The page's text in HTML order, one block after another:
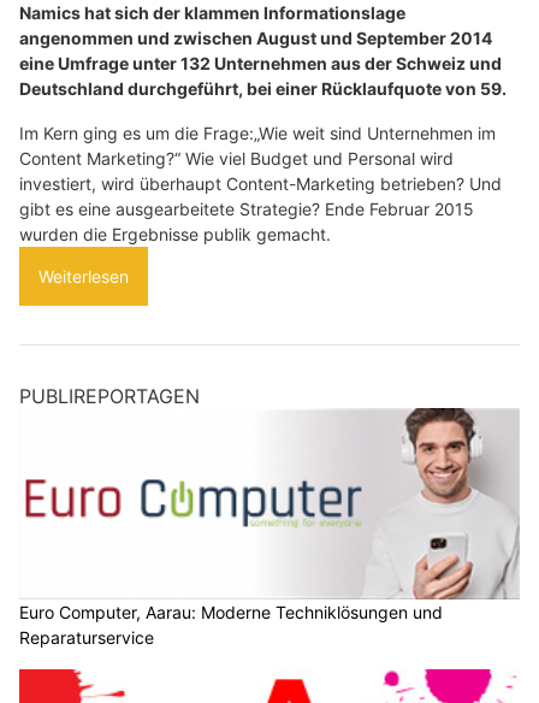
Namics hat sich der klammen Informationslage
angenommen und zwischen August und September 2014
eine Umfrage unter 132 Unternehmen aus der Schweiz und
Deutschland durchgeführt, bei einer Rücklaufquote von 59.
Im Kern ging es um die Frage:„Wie weit sind Unternehmen im
Content Marketing?“ Wie viel Budget und Personal wird
investiert, wird überhaupt Content-Marketing betrieben? Und
gibt es eine ausgearbeitete Strategie? Ende Februar 2015
wurden die Ergebnisse publik gemacht.
Weiterlesen
PUBLIREPORTAGEN
Euro Computer, Aarau: Moderne Techniklösungen und
Reparaturservice